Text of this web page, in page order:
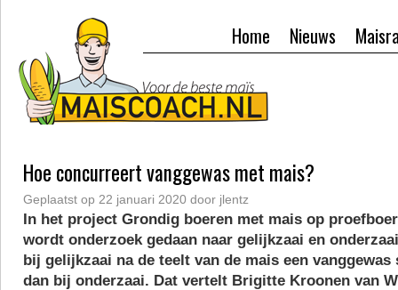
Nieuws
Home
Hoe concurreert vanggewas met mais?
Geplaatst op 22 januari 2020 door jlentz
In het project Grondig boeren met mais op
wordt onderzoek gedaan naar gelijkzaai en
bij gelijkzaai na de teelt van de mais een
dan bij onderzaai. Dat vertelt Brigitte Kroonen van